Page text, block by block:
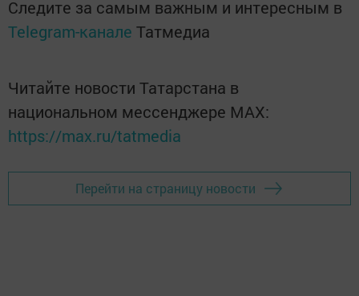
Следите за самым важным и интересным в
Telegram-канале Татмедиа
Читайте новости Татарстана в
национальном мессенджере MАХ:
https://max.ru/tatmedia
Перейти на страницу новости